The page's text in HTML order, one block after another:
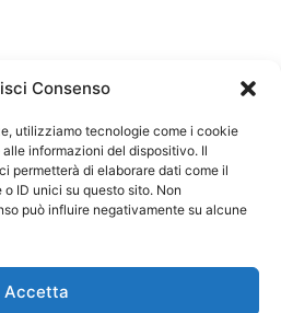
Consenso
utilizziamo tecnologie come i cookie
informazioni del dispositivo. Il
permetterà di elaborare dati come il
ID unici su questo sito. Non
può influire negativamente su alcune
Accetta
Degli Ordini dei Biologi:
80069130583
www.fnob.it: Vincenzo